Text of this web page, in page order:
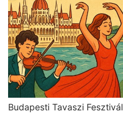
Budapesti Tavaszi Fesztivál